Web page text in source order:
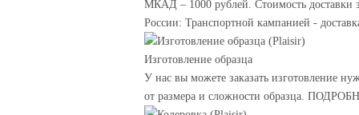
МКАД – 1000 рублей. Стоимость доставки
России: Транспортной кампанией -
Изготовление образца
У нас вы можете заказать изготовление
от размера и сложности образца.